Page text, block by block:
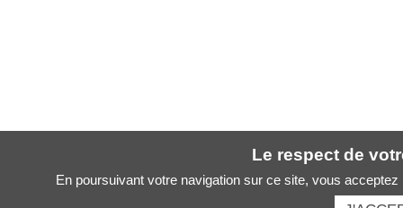
Le respect de
En poursuivant votre navigation sur ce site, vous